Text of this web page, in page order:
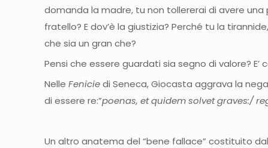
domanda la madre, tu non tollererai di avere
fratello? E dov’è la giustizia? Perché tu la
che sia un gran che?
Pensi che essere guardati sia segno di valore?
NelleFeniciedi Seneca, Giocasta aggrava la
di essere re:”poenas, et quidem solvet graves:/
Un altro anatema del “bene fallace” costituito